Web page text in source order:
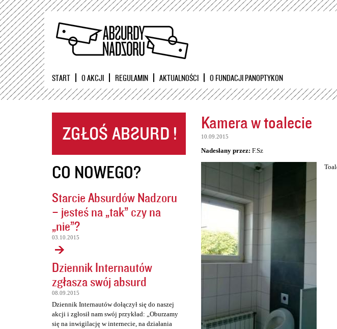
Przejdź
START O AKCJI REGULAMIN AKTUALNOŚCI O FUNDACJI PANOPTYKON
CO NOWEGO?
Starcie Absurdów Nadzoru
– jesteś na „tak” czy na
„nie”?
03.10.2015
Dziennik Internautów
zgłasza swój absurd
08.09.2015
Dziennik Internautów dołączył się do naszej
akcji i zgłosił nam swój przykład: „Oburzamy
się na inwigilację w internecie, na działania
Kamera w toalecie
10.09.2015
Nadesłany przez: F.Sz